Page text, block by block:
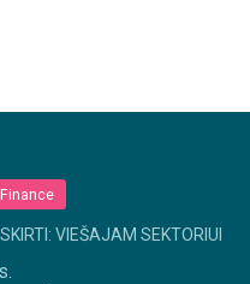
VIEŠAJAM SEKTORIUI